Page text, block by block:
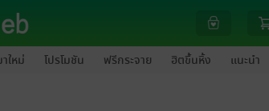
ใหม่ โปรโมชัน ฟรีกระจาย ฮิตขึ้นหิ้ง แนะนำ